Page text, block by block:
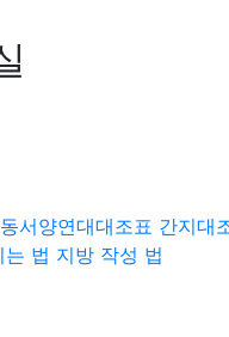
동서양연대대조표 간지대
법 지방 작성 법